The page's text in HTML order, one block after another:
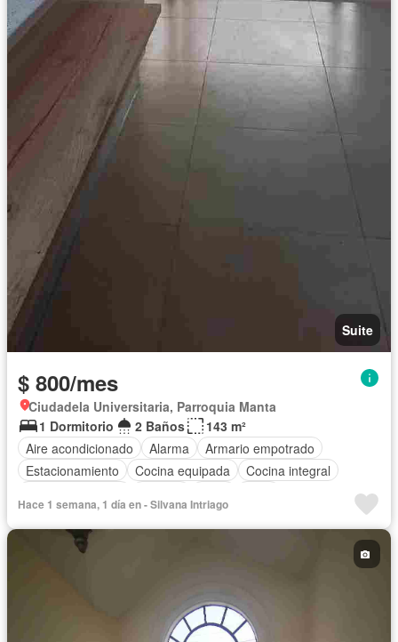
Suite
$ 800/mes
Ciudadela Universitaria, Parroquia Manta
1 Dormitorio
2 Baños
143 m²
Aire acondicionado
Alarma
Armario empotrado
Estacionamiento
Cocina equipada
Cocina integral
Acceso para personas con discapacidad
Garita de guardianía
Completamente amoblado
Hace 1 semana, 1 día en - Silvana Intriago